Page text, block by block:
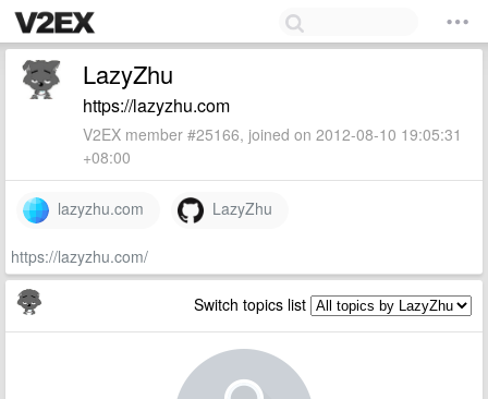
LazyZhu
https://lazyzhu.com
V2EX member #25166, joined on 2012-08-10 19:05:31
+08:00
lazyzhu.com LazyZhu
https://lazyzhu.com/
Switch topics list